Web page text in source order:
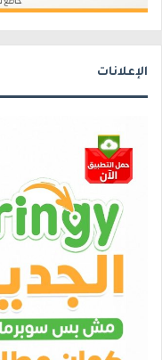
الإعلانات